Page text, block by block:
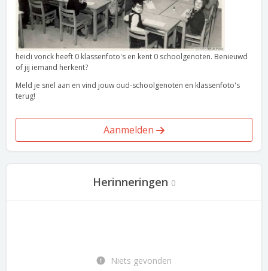
heidi vonck heeft 0 klassenfoto's en kent 0 schoolgenoten. Benieuwd
of jij iemand herkent?
Meld je snel aan en vind jouw oud-schoolgenoten en klassenfoto's
terug!
Aanmelden
Herinneringen 0
Niets gevonden